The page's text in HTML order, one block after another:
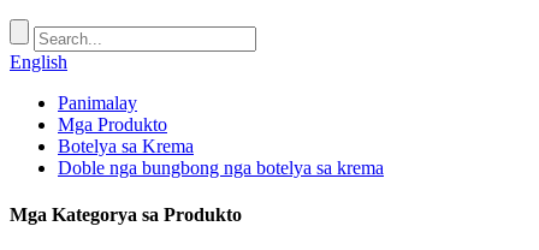
English
Panimalay
Mga Produkto
Botelya sa Krema
Doble nga bungbong nga botelya sa krema
Mga Kategorya sa Produkto